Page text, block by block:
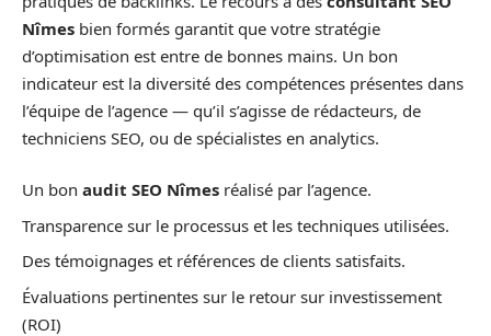
Nîmes bien formés garantit que votre stratégie
d’optimisation est entre de bonnes mains. Un bon
indicateur est la diversité des compétences présentes dans
l’équipe de l’agence — qu’il s’agisse de rédacteurs, de
techniciens SEO, ou de spécialistes en analytics.
Un bon audit SEO Nîmes réalisé par l’agence.
Transparence sur le processus et les techniques utilisées.
Des témoignages et références de clients satisfaits.
Évaluations pertinentes sur le retour sur investissement
(ROI)